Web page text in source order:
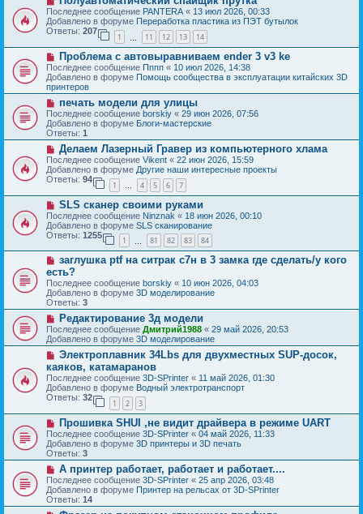
о
б
щ
н
и
е
о
в
о
с
о
б
щ
е
н
и
е
Последнее сообщение PANTERA« 13 июл 2026, 00:33
Добавлено в форуме Переработка пластика из ПЭТ бутылок
Ответы: 207
1 11 12 13 14
Н
о
в
о
е
с
о
о
б
щ
е
н
и
е
Проблема с автовыравниваем ender 3 v3 ke
Последнее сообщение Пппп « 10 июл 2026, 14:38
Добавлено в форуме Помощь сообщества в эксплуатации китайских 3D
принтеров
Н
о
в
о
е
с
о
о
б
е
н
и
е
печать модели для улицы
Последнее сообщение borskiy « 29 июн 2026, 07:56
Добавлено в форуме Блоги-мастерские
Ответы: 1
Н
о
в
о
е
с
о
о
б
щ
н
и
е
Делаем Лазерный Гравер из компьютерного хлама
Последнее сообщение Vikent « 22 июн 2026, 15:59
Добавлено в форуме Другие наши интересные проекты
Ответы: 94
1 … 4 5 6 7
Н
о
в
о
е
с
о
о
б
щ
е
н
е
SLS сканер своими руками
Последнее сообщение Ninznak « 18 июн 2026, 00:10
Добавлено в форуме SLS сканирование
Ответы: 1255
1 81 82 83 84
Н
в
о
е
с
о
о
б
щ
е
н
и
е
заглушка ptf на ситрак с7н в 3 замка где сделать/у кого
есть?
Последнее сообщение borskiy « 10 июн 2026, 04:03
Добавлено в форуме 3D моделирование
Ответы: 3
Н
о
в
о
е
с
о
о
б
е
и
е
Редактирование 3д модели
Последнее сообщение Дмитрий1988 « 29 май 2026, 20:53
Добавлено в форуме 3D моделирование
Н
в
о
е
с
о
б
щ
е
н
и
е
Электроплавник 34Lbs для двухместных SUP-досок,
каяков, катамаранов
Последнее сообщение 3D-SPrinter « 11 май 2026, 01:30
Добавлено в форуме Водный электротранспорт
Ответы: 32
1 2 3
Н
о
в
о
е
с
о
о
б
щ
Прошивка SHUI ,не видит драйвера в режиме UART
Последнее сообщение 3D-SPrinter « 04 май 2026, 11:33
Добавлено в форуме 3D принтеры и 3D печать
Ответы: 3
Н
о
в
о
е
А принтер работает, работает и работает....
Последнее сообщение 3D-SPrinter « 25 апр 2026, 03:48
Добавлено в форуме Принтер на рельсах от 3D-SPrinter
Ответы: 14